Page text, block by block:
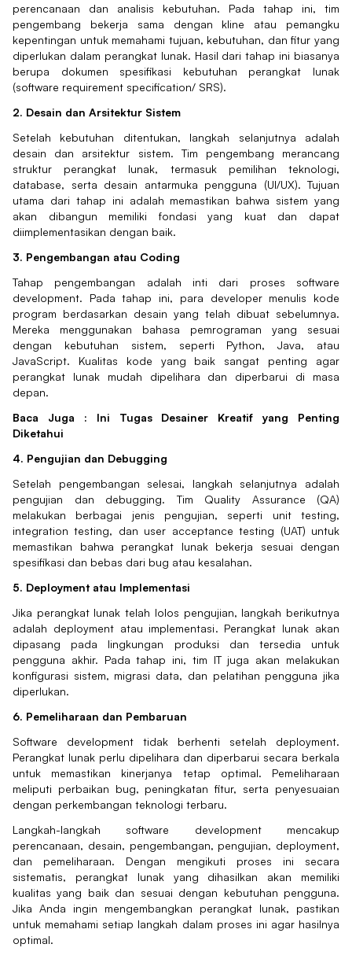
perencanaan dan analisis kebutuhan. Pada tahap ini, tim
pengembang bekerja sama dengan kline atau pemangku
kepentingan untuk memahami tujuan, kebutuhan, dan fitur yang
diperlukan dalam perangkat lunak. Hasil dari tahap ini biasanya
berupa dokumen spesifikasi kebutuhan perangkat lunak
(software requirement specification/ SRS).
2. Desain dan Arsitektur Sistem
Setelah kebutuhan ditentukan, langkah selanjutnya adalah
desain dan arsitektur sistem. Tim pengembang merancang
struktur perangkat lunak, termasuk pemilihan teknologi,
database, serta desain antarmuka pengguna (UI/UX). Tujuan
utama dari tahap ini adalah memastikan bahwa sistem yang
akan dibangun memiliki fondasi yang kuat dan dapat
diimplementasikan dengan baik.
3. Pengembangan atau Coding
Tahap pengembangan adalah inti dari proses software
development. Pada tahap ini, para developer menulis kode
program berdasarkan desain yang telah dibuat sebelumnya.
Mereka menggunakan bahasa pemrograman yang sesuai
dengan kebutuhan sistem, seperti Python, Java, atau
JavaScript. Kualitas kode yang baik sangat penting agar
perangkat lunak mudah dipelihara dan diperbarui di masa
depan.
Baca Juga : Ini Tugas Desainer Kreatif yang Penting
Diketahui
4. Pengujian dan Debugging
Setelah pengembangan selesai, langkah selanjutnya adalah
pengujian dan debugging. Tim Quality Assurance (QA)
melakukan berbagai jenis pengujian, seperti unit testing,
integration testing, dan user acceptance testing (UAT) untuk
memastikan bahwa perangkat lunak bekerja sesuai dengan
spesifikasi dan bebas dari bug atau kesalahan.
5. Deployment atau Implementasi
Jika perangkat lunak telah lolos pengujian, langkah berikutnya
adalah deployment atau implementasi. Perangkat lunak akan
dipasang pada lingkungan produksi dan tersedia untuk
pengguna akhir. Pada tahap ini, tim IT juga akan melakukan
konfigurasi sistem, migrasi data, dan pelatihan pengguna jika
diperlukan.
6. Pemeliharaan dan Pembaruan
Software development tidak berhenti setelah deployment.
Perangkat lunak perlu dipelihara dan diperbarui secara berkala
untuk memastikan kinerjanya tetap optimal. Pemeliharaan
meliputi perbaikan bug, peningkatan fitur, serta penyesuaian
dengan perkembangan teknologi terbaru.
Langkah-langkah software development mencakup
perencanaan, desain, pengembangan, pengujian, deployment,
dan pemeliharaan. Dengan mengikuti proses ini secara
sistematis, perangkat lunak yang dihasilkan akan memiliki
kualitas yang baik dan sesuai dengan kebutuhan pengguna.
Jika Anda ingin mengembangkan perangkat lunak, pastikan
untuk memahami setiap langkah dalam proses ini agar hasilnya
optimal.